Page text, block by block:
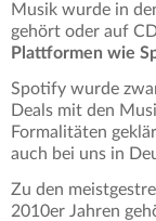
Musik wurde in
gehört oder auf
Plattformen wie
Spotify wurde
Deals mit den
Formalitäten
auch bei uns in
Zu den
2010er Jahren